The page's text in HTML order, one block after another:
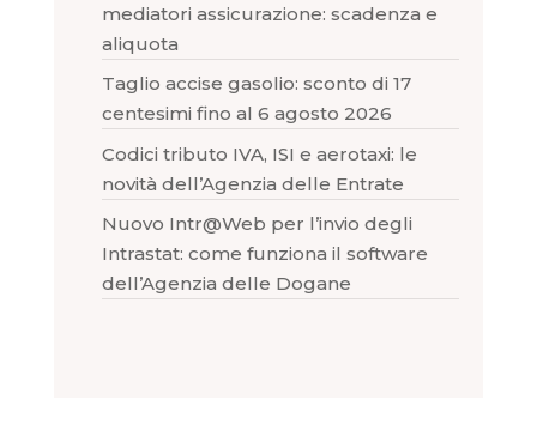
mediatori assicurazione: scadenza e
aliquota
Taglio accise gasolio: sconto di 17
centesimi fino al 6 agosto 2026
Codici tributo IVA, ISI e aerotaxi: le
novità dell’Agenzia delle Entrate
Nuovo Intr@Web per l’invio degli
Intrastat: come funziona il software
dell’Agenzia delle Dogane